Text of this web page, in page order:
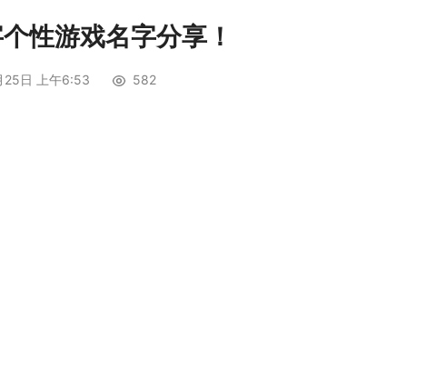
性游戏名字分享！
25日 上午6:53 582